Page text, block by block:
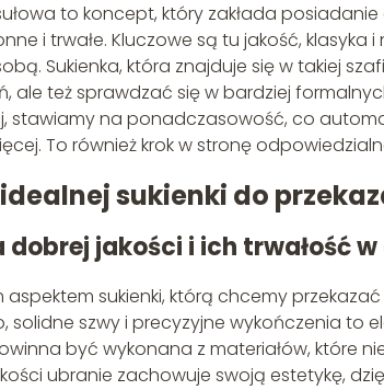
to koncept, który zakłada
i trwałe. Kluczowe są tu jakość, klasyka
Sukienka, która znajduje się w takiej
ale też sprawdzać się w bardziej
stawiamy na ponadczasowość, co
To również krok w stronę
sukienki do
dobrej jakości i ich trwałość
aspektem sukienki, którą chcemy
solidne szwy i precyzyjne wykończenia to
być wykonana z materiałów, które
ubranie zachowuje swoją estetykę,